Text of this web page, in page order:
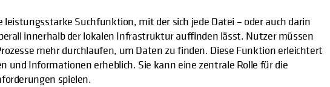
Suchfunktion, mit der sich jede Datei – oder auch darin
innerhalb der lokalen Infrastruktur auffinden lässt. Nutzer müssen
mehr durchlaufen, um Daten zu finden. Diese Funktion erleichtert
und Informationen erheblich. Sie kann eine zentrale Rolle für die
spielen.